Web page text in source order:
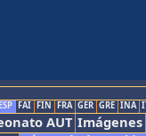
ESP FAI FIN FRA GER GRE INA
AUT Imágenes